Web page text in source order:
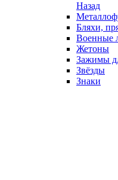
Назад
Бляхи,
Военные
Жетоны
Зажимы
Звёзды
Знаки